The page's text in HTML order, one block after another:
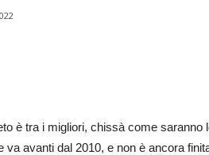
è tra i migliori, chissà come
avanti dal 2010, e non è ancora